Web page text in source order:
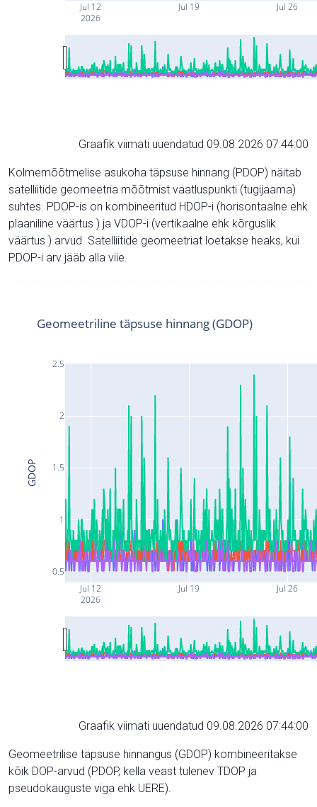
Jul 12
2026
Jul 19 Jul 26
Graafik viimati uuendatud 09.08.2026 07:44:00
Kolmemõõtmelise asukoha täpsuse hinnang (PDOP) näitab
satelliitide geomeetria mõõtmist vaatluspunkti (tugijaama)
suhtes. PDOP-is on kombineeritud HDOP-i (horisontaalne ehk
plaaniline väärtus ) ja VDOP-i (vertikaalne ehk kõrguslik
väärtus ) arvud. Satelliitide geomeetriat loetakse heaks, kui
PDOP-i arv jääb alla viie.
Jul 12
2026
Jul 19 Jul 26
0.5
1
1.5
2
2.5
Geomeetriline täpsuse hinnang (GDOP)
GDOP
Graafik viimati uuendatud 09.08.2026 07:44:00
Geomeetrilise täpsuse hinnangus (GDOP) kombineeritakse
kõik DOP-arvud (PDOP, kella veast tulenev TDOP ja
pseudokauguste viga ehk UERE).